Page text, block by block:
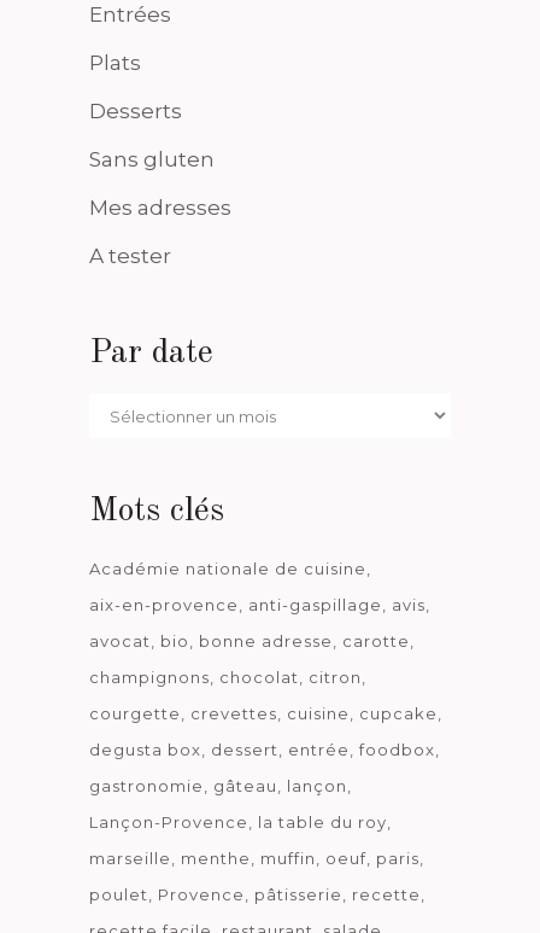
Entrées
Plats
Desserts
Sans gluten
Mes adresses
A tester
Par date
Par
Mots clés
Académie nationale de cuisine
aix-en-provence
anti-gaspillage
avis
avocat
bio bonne adresse
carotte
champignons
chocolat
citron
courgette
crevettes cuisine
cupcake
degusta box
dessert entrée
foodbox
gastronomie
gâteau
lançon
Lançon-Provence
la table du roy
marseille
menthe muffin oeuf paris
poulet
Provence pâtisserie
recette